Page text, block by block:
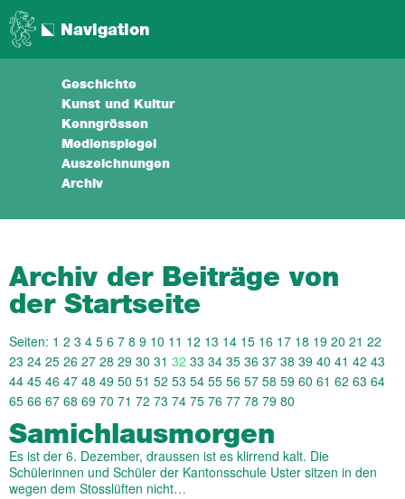
Navigation
Geschichte
Kunst und Kultur
Kenngrössen
Medienspiegel
Auszeichnungen
Archiv
Archiv der Beiträge von
der Startseite
Seiten: 1 2 3 4 5 6 7 8 9 10 11 12 13 14 15 16 17 18 19 20 21 22
23 24 25 26 27 28 29 30 31 32 33 34 35 36 37 38 39 40 41 42 43
44 45 46 47 48 49 50 51 52 53 54 55 56 57 58 59 60 61 62 63 64
65 66 67 68 69 70 71 72 73 74 75 76 77 78 79 80
Samichlausmorgen
Es ist der 6. Dezember, draussen ist es klirrend kalt. Die
Schülerinnen und Schüler der Kantonsschule Uster sitzen in den
wegen dem Stosslüften nicht…